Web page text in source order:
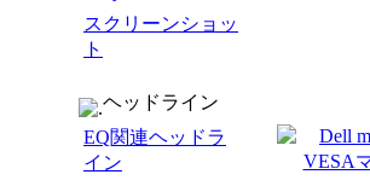
スクリーンショッ
ト
ヘッドライン
EQ関連ヘッドラ
イン